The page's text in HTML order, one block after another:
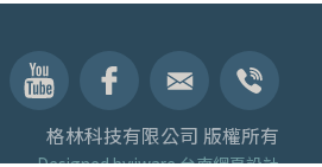
格林科技有限公司 版權所有